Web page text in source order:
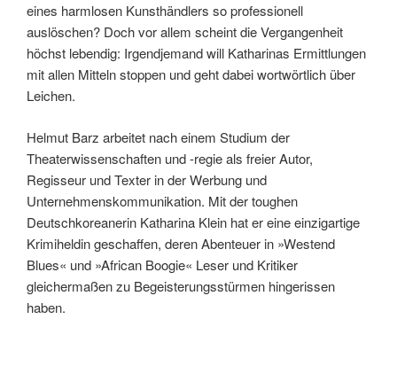
eines harmlosen Kunsthändlers so professionell
auslöschen? Doch vor allem scheint die Vergangenheit
höchst lebendig: Irgendjemand will Katharinas Ermittlungen
mit allen Mitteln stoppen und geht dabei wortwörtlich über
Leichen.
Helmut Barz arbeitet nach einem Studium der
Theaterwissenschaften und -regie als freier Autor,
Regisseur und Texter in der Werbung und
Unternehmenskommunikation. Mit der toughen
Deutschkoreanerin Katharina Klein hat er eine einzigartige
Krimiheldin geschaffen, deren Abenteuer in »Westend
Blues« und »African Boogie« Leser und Kritiker
gleichermaßen zu Begeisterungsstürmen hingerissen
haben.